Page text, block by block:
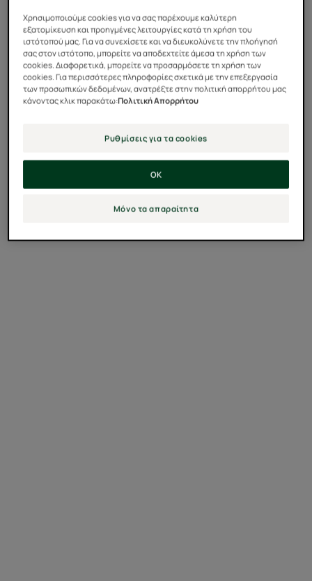
Χρησιμοποιούμε cookies για να σας παρέχουμε καλύτερη
εξατομίκευση και προηγμένες λειτουργίες κατά τη χρήση του
ιστότοπού μας. Για να συνεχίσετε και να διευκολύνετε την πλοήγησή
σας στον ιστότοπο, μπορείτε να αποδεχτείτε άμεσα τη χρήση των
cookies. Διαφορετικά, μπορείτε να προσαρμόσετε τη χρήση των
cookies. Για περισσότερες πληροφορίες σχετικά με την επεξεργασία
των προσωπικών δεδομένων, ανατρέξτε στην πολιτική απορρήτου μας
κάνοντας κλικ παρακάτω:Πολιτική Απορρήτου
Ρυθμίσεις για τα cookies
Μόνο τα απαραίτητα
OK